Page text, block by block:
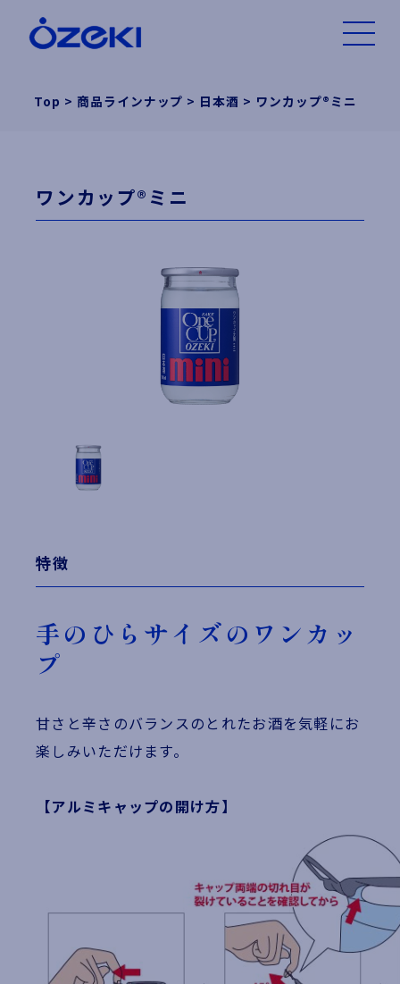
Top > 商品ラインナップ > 日本酒 > ワンカップ®ミニ
ワンカップ®ミニ
特徴
手のひらサイズのワンカッ
プ
甘さと辛さのバランスのとれたお酒を気軽にお
楽しみいただけます。
【アルミキャップの開け方】